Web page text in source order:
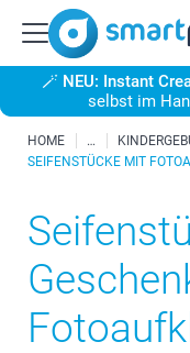
🪄 NEU: Instant
selbst im
HOME
SEIFENSTÜCKE MIT